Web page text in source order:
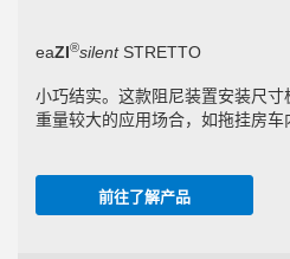
eaZI®silentSTRETTO
小巧结实。这款阻尼装置安装尺
重量较大的应用场合，如拖挂房车
前往了解产品